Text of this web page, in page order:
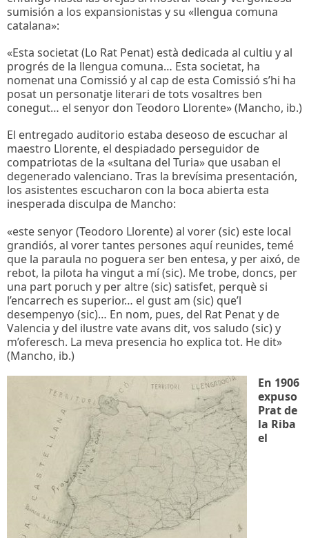
sumisión a los expansionistas y su «llengua comuna
catalana»:
«Esta societat (Lo Rat Penat) està dedicada al cultiu y al
progrés de la llengua comuna… Esta societat, ha
nomenat una Comissió y al cap de esta Comissió s’hi ha
posat un personatje literari de tots vosaltres ben
conegut… el senyor don Teodoro Llorente» (Mancho, ib.)
El entregado auditorio estaba deseoso de escuchar al
maestro Llorente, el despiadado perseguidor de
compatriotas de la «sultana del Turia» que usaban el
degenerado valenciano. Tras la brevísima presentación,
los asistentes escucharon con la boca abierta esta
inesperada disculpa de Mancho:
«este senyor (Teodoro Llorente) al vorer (sic) este local
grandiós, al vorer tantes persones aquí reunides, temé
que la paraula no poguera ser ben entesa, y per aixó, de
rebot, la pilota ha vingut a mí (sic). Me trobe, doncs, per
una part poruch y per altre (sic) satisfet, perquè si
l’encarrech es superior… el gust am (sic) que’l
desempenyo (sic)… En nom, pues, del Rat Penat y de
Valencia y del ilustre vate avans dit, vos saludo (sic) y
m’oferesch. La meva presencia ho explica tot. He dit»
(Mancho, ib.)
En 1906
expuso
Prat de
la Riba
el